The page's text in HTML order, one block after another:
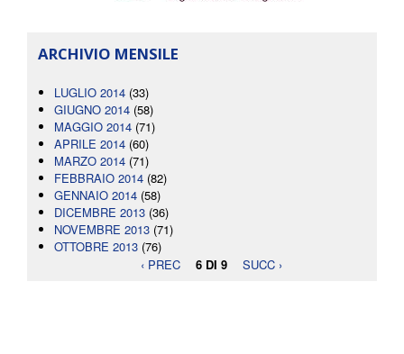
ARCHIVIO MENSILE
LUGLIO 2014 (33)
GIUGNO 2014 (58)
MAGGIO 2014 (71)
APRILE 2014 (60)
MARZO 2014 (71)
FEBBRAIO 2014 (82)
GENNAIO 2014 (58)
DICEMBRE 2013 (36)
NOVEMBRE 2013 (71)
OTTOBRE 2013 (76)
‹ PREC
6 DI 9 SUCC ›